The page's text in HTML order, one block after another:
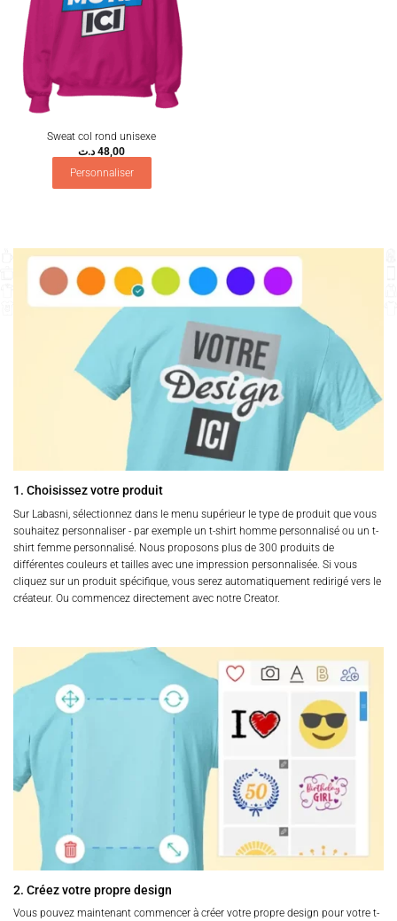
Sweat col rond unisexe
48,00 د.ت
Personnaliser
1. Choisissez votre produit
Sur Labasni, sélectionnez dans le menu supérieur le type de produit que vous
souhaitez personnaliser - par exemple un t-shirt homme personnalisé ou un t-
shirt femme personnalisé. Nous proposons plus de 300 produits de
différentes couleurs et tailles avec une impression personnalisée. Si vous
cliquez sur un produit spécifique, vous serez automatiquement redirigé vers le
créateur. Ou commencez directement avec notre Creator.
2. Créez votre propre design
Vous pouvez maintenant commencer à créer votre propre design pour votre t-